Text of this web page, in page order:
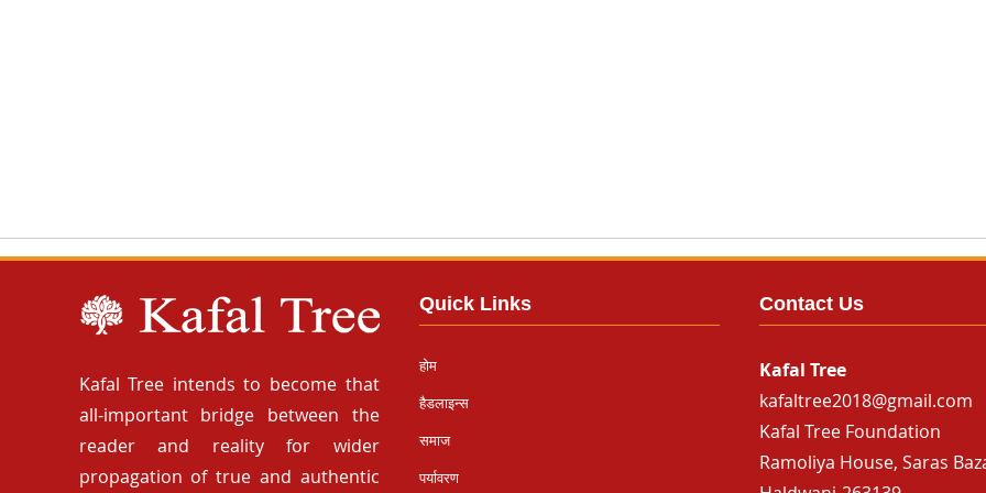
Kafal Tree intends to become that
all-important bridge between the
reader and reality for wider
propagation of true and authentic
Quick Links
होम
हैडलाइन्स
समाज
पर्यावरण
Contact Us
Kafal Tree
kafaltree2018@gmail.com
Kafal Tree Foundation
Ramoliya House, Saras